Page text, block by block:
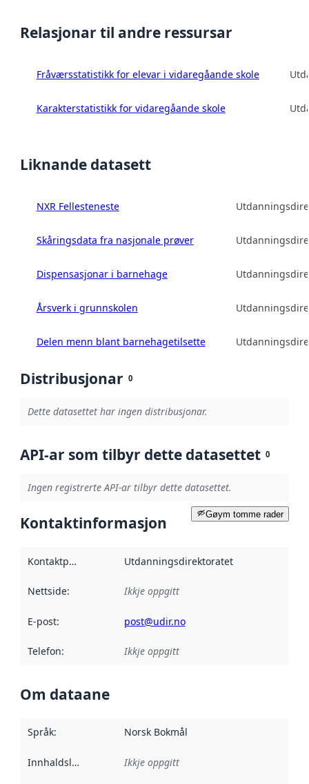
Relasjonar til andre ressursar
Fråværsstatistikk for elevar i vidaregåande skole
Karakterstatistikk for vidaregåande skole
Liknande datasett
NXR Fellesteneste
Skåringsdata fra nasjonale prøver
Dispensasjonar i barnehage
Årsverk i grunnskolen
Delen menn blant barnehagetilsette
Distribusjonar 0
Dette datasettet har ingen distribusjonar.
API-ar som tilbyr dette datasettet 0
Ingen registrerte API-ar tilbyr dette datasettet.
Gøym tomme rader
Kontaktinformasjon
Kontaktpunkt Utdanningsdirektoratet
Nettside: Ikkje oppgitt
E-post: post@udir.no
Telefon: Ikkje oppgitt
Om dataane
Språk: Norsk Bokmål
Innhaldsleverandørar :
Ikkje oppgitt